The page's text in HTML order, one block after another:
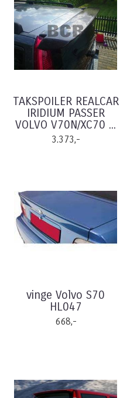
TAKSPOILER REALCAR
IRIDIUM PASSER
VOLVO V70N/XC70 ...
3.373,-
vinge Volvo S70
HL047
668,-